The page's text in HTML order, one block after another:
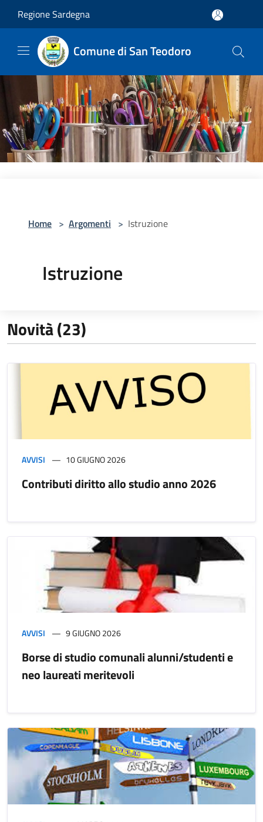
Regione Sardegna
Comune di San Teodoro
Home > Argomenti > Istruzione
Istruzione
Novità (23)
AVVISI 10 GIUGNO 2026
Contributi diritto allo studio anno 2026
AVVISI 9 GIUGNO 2026
Borse di studio comunali alunni/studenti e
neo laureati meritevoli